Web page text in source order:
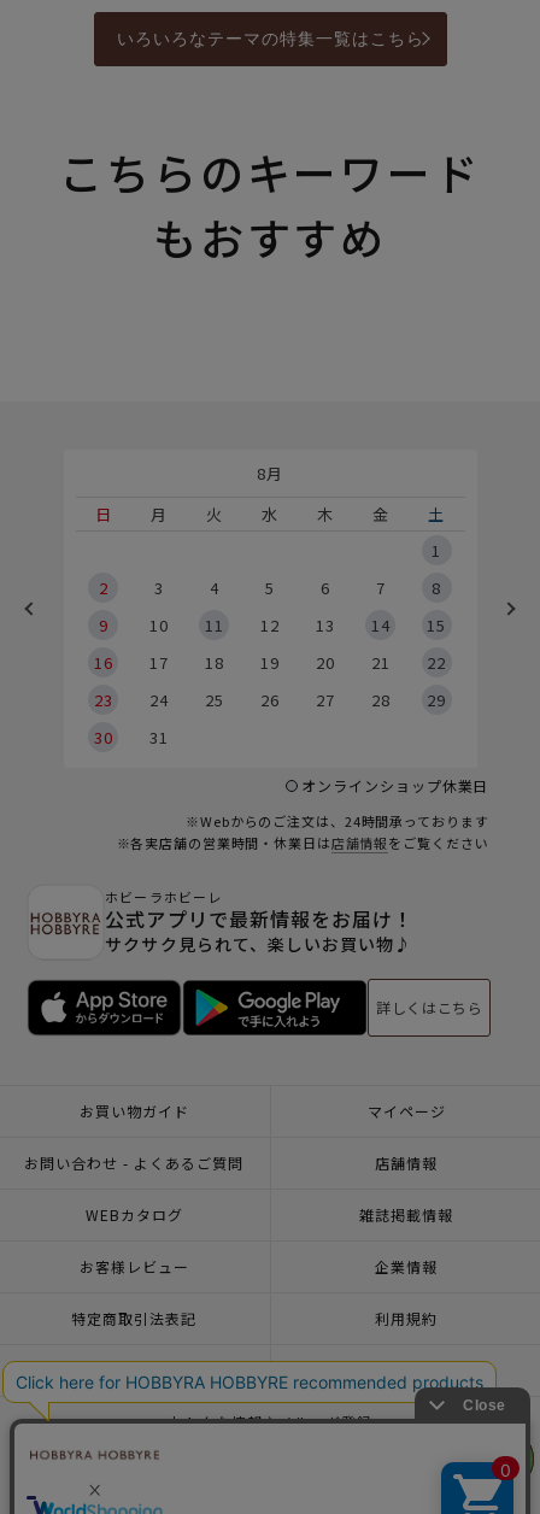
フェア
いろいろなテーマの特集一覧はこちら
こちらのキーワード
もおすすめ
フェア
8月
日
月 火 水 木 金
土
1
2
3 4 5 6 7
8
9
10 11 12 13 14
15
16
17 18 19 20 21
22
23
24 25 26 27 28
29
30
31
オンラインショップ休業日
※Webからのご注文は、24時間承っております
※各実店舗の営業時間・休業日は店舗情報をご覧ください
ホビーラホビーレ
公式アプリで最新情報をお届け！
サクサク見られて、楽しいお買い物♪
詳しくはこちら
お買い物ガイド マイページ
お問い合わせ - よくあるご質問 店舗情報
WEBカタログ 雑誌掲載情報
お客様レビュー 企業情報
特定商取引法表記 利用規約
一緒に働こう♪求人情報
おトクな情報♪メルマガ登録